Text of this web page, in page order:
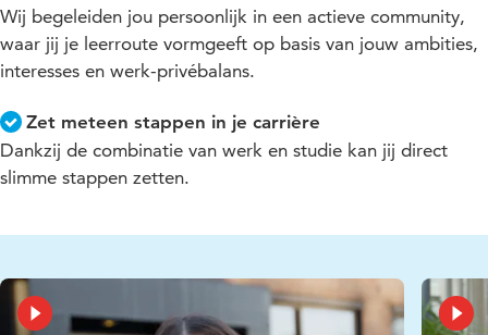
Wij begeleiden jou persoonlijk in een actieve community,
waar jij je leerroute vormgeeft op basis van jouw ambities,
interesses en werk-privébalans.
Zet meteen stappen in je carrière
Dankzij de combinatie van werk en studie kan jij direct
slimme stappen zetten.